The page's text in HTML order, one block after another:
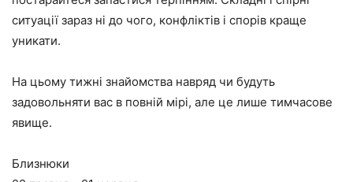
ситуації зараз ні до чого, конфліктів і спорів краще
уникати.
На цьому тижні знайомства навряд чи будуть
задовольняти вас в повній мірі, але це лише тимчасове
явище.
Близнюки